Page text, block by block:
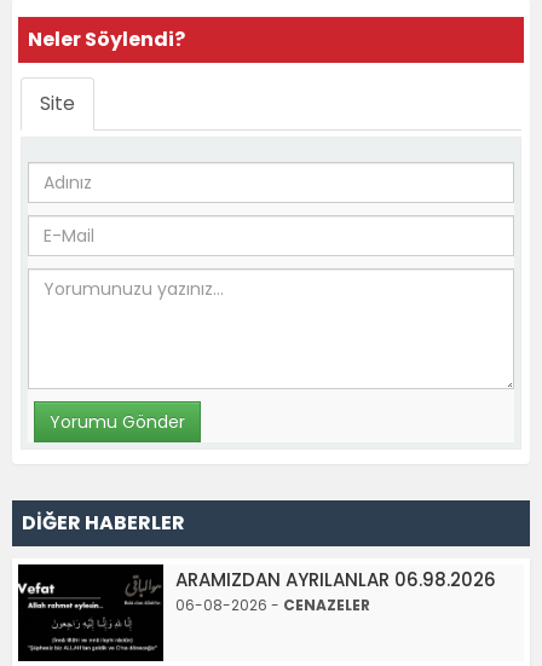
Neler Söylendi?
Site
DİĞER HABERLER
ARAMIZDAN AYRILANLAR 06.98.2026
06-08-2026 - CENAZELER